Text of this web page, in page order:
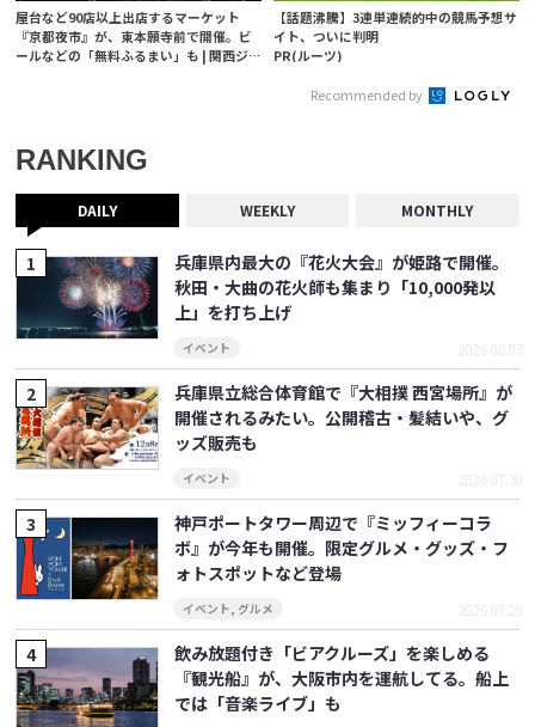
屋台など90店以上出店するマーケット
『京都夜市』が、東本願寺前で開催。ビ
ールなどの「無料ふるまい」も | 関西ジ
【話題沸騰】3連単連続的中の競馬予想サ
イト、ついに判明
PR(ルーツ)
Recommended by
RANKING
DAILY WEEKLY MONTHLY
兵庫県内最大の『花火大会』が姫路で開催。
秋田・大曲の花火師も集まり「10,000発以
上」を打ち上げ
イベント 2026.08.03
兵庫県立総合体育館で『大相撲 西宮場所』が
開催されるみたい。公開稽古・髪結いや、グ
ッズ販売も
イベント 2026.07.30
神戸ポートタワー周辺で『ミッフィーコラ
ボ』が今年も開催。限定グルメ・グッズ・フ
ォトスポットなど登場
イベント, グルメ 2026.07.29
飲み放題付き「ビアクルーズ」を楽しめる
『観光船』が、大阪市内を運航してる。船上
では「音楽ライブ」も